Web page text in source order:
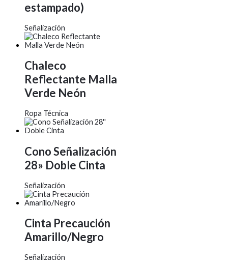
estampado)
Señalización
Chaleco
Reflectante Malla
Verde Neón
Ropa Técnica
Cono Señalización
28» Doble Cinta
Señalización
Cinta Precaución
Amarillo/Negro
Señalización